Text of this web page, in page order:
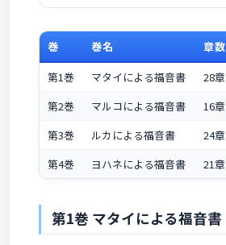
巻 巻名 章数
第1巻
マタイによる福音書 28章
第2巻
マルコによる福音書 16章
第3巻
ルカによる福音書 24章
第4巻
ヨハネによる福音書 21章
第1巻 マタイによる福音書